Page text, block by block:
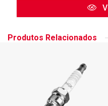
Produtos Relacionados